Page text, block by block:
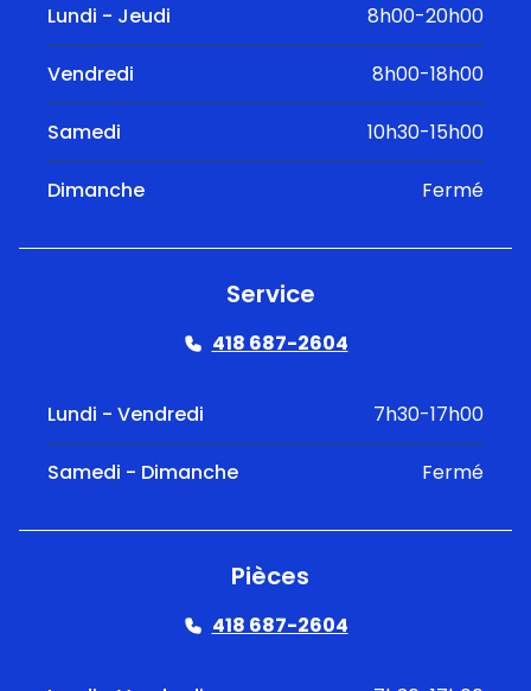
Lundi - Jeudi 8h00-20h00
Vendredi 8h00-18h00
Samedi 10h30-15h00
Dimanche Fermé
Service
418 687-2604
Lundi - Vendredi 7h30-17h00
Samedi - Dimanche Fermé
Pièces
418 687-2604